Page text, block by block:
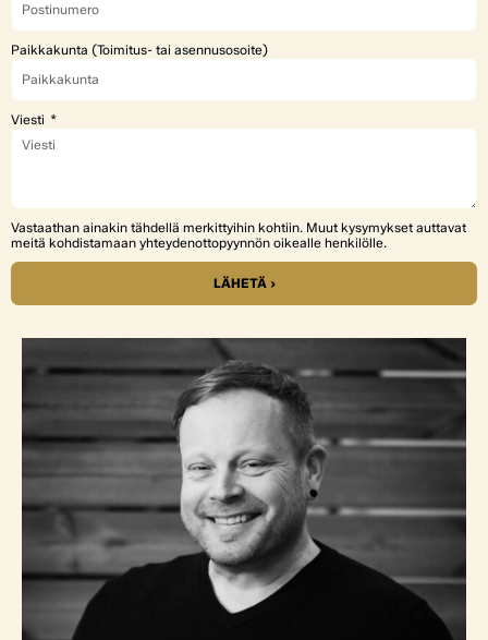
Paikkakunta (Toimitus- tai asennusosoite)
Viesti
Vastaathan ainakin tähdellä merkittyihin kohtiin. Muut kysymykset auttavat
meitä kohdistamaan yhteydenottopyynnön oikealle henkilölle.
LÄHETÄ ›